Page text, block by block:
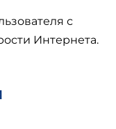
с
Интернета.